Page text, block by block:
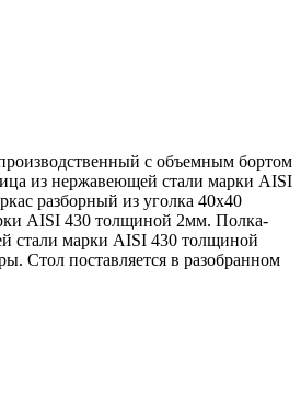
с объемным бортом
из нержавеющей стали марки AISI
разборный из уголка 40х40
AISI 430 толщиной 2мм. Полка-
стали марки AISI 430 толщиной
Стол поставляется в разобранном